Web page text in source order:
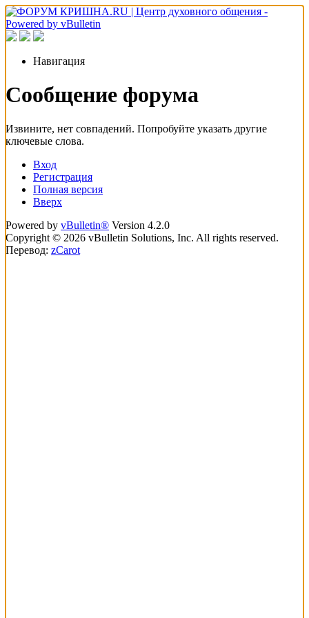
Навигация
Сообщение форума
Извините, нет совпадений. Попробуйте указать другие
ключевые слова.
Вход
Регистрация
Полная версия
Вверх
Powered by vBulletin® Version 4.2.0
Copyright © 2026 vBulletin Solutions, Inc. All rights reserved.
Перевод: zCarot